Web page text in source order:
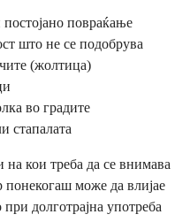
повраќање
што не се подобрува
(жолтица)
во градите
стапалата
кои треба да се внимава
може да влијае
долготрајна употреба